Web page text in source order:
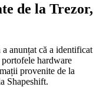
de la Trezor,
anunțat că a identificat
hardware
provenite de la
Shapeshift.